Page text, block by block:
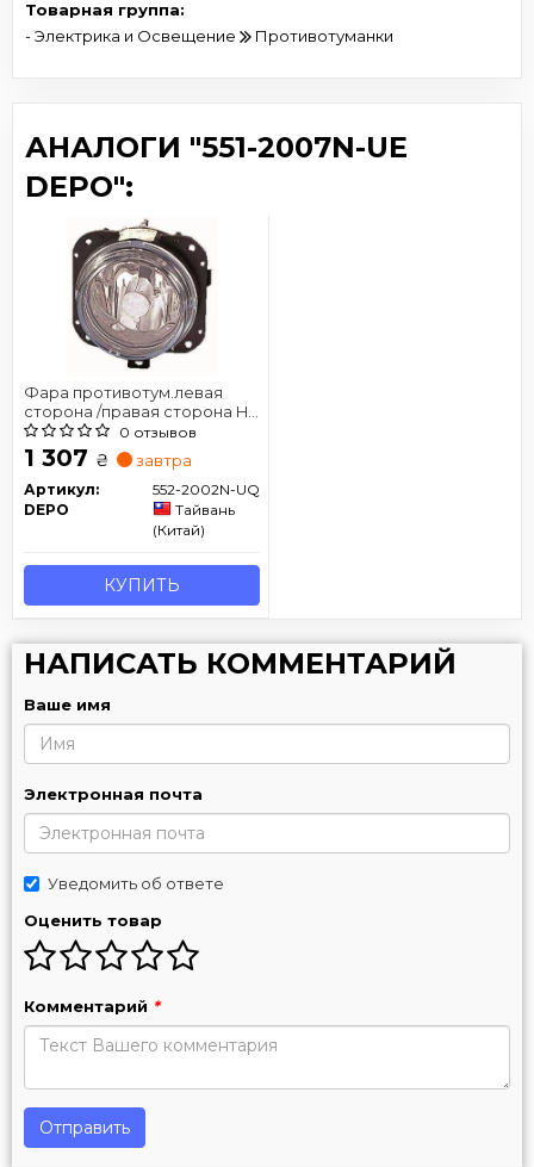
Товарная группа:
- Электрика и Освещение
Противотуманки
АНАЛОГИ "551-2007N-UE
DEPO":
Фара противотум.левая
сторона /правая сторона H1
[DEPO]
0 отзывов
1 307 ₴ завтра
Артикул:
552-2002N-UQ
DEPO
Тайвань
(Китай)
КУПИТЬ
НАПИСАТЬ КОММЕНТАРИЙ
Ваше имя
Электронная почта
Уведомить об ответе
Оценить товар
Комментарий *
Отправить